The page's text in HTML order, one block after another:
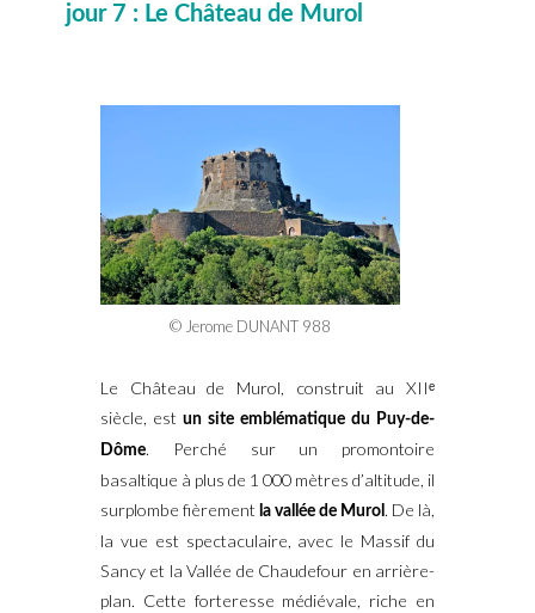
jour 7 : Le Château de Murol
© Jerome DUNANT 988
Le Château de Murol, construit au XIIᵉ
siècle, est un site emblématique du Puy-de-
Dôme. Perché sur un promontoire
basaltique à plus de 1 000 mètres d’altitude, il
surplombe fièrement la vallée de Murol. De là,
la vue est spectaculaire, avec le Massif du
Sancy et la Vallée de Chaudefour en arrière-
plan. Cette forteresse médiévale, riche en